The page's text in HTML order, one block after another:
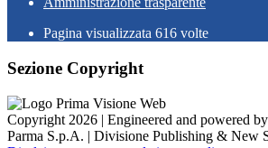
Pagina visualizzata 616 volte
Sezione Copyright
Copyright 2026 | Engineered and powered
Parma S.p.A. | Divisione Publishing & New